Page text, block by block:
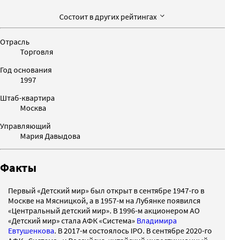
Состоит в других рейтингах
Отрасль
Торговля
Год основания
1997
Штаб-квартира
Москва
Управляющий
Мария Давыдова
Факты
Первый «Детский мир» был открыт в сентябре 1947-го в
Москве на Мясницкой, а в 1957-м на Лубянке появился
«Центральный детский мир». В 1996-м акционером АО
«Детский мир» стала АФК «Система» Владимира
Евтушенкова. В 2017-м состоялось IPO. В сентябре 2020-го